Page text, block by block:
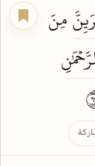
مِنَ